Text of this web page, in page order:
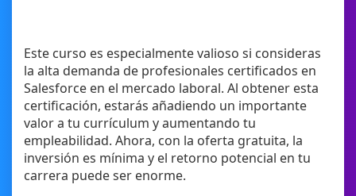
Este curso es especialmente valioso si consideras
la alta demanda de profesionales certificados en
Salesforce en el mercado laboral. Al obtener esta
certificación, estarás añadiendo un importante
valor a tu currículum y aumentando tu
empleabilidad. Ahora, con la oferta gratuita, la
inversión es mínima y el retorno potencial en tu
carrera puede ser enorme.